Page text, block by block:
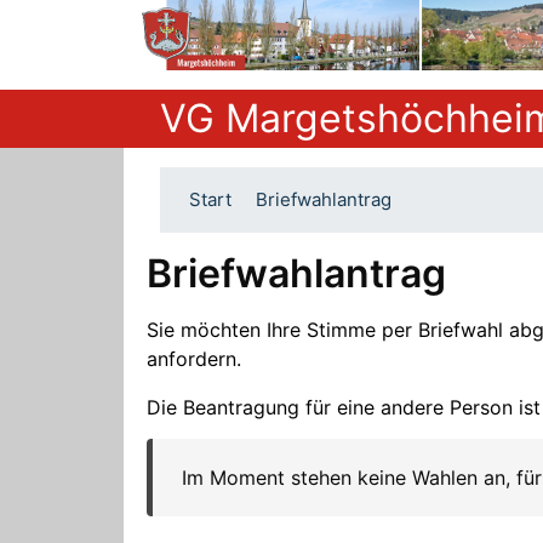
VG
Start Briefwahlantrag